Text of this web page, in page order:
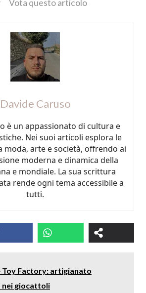
Vota questo articolo
Davide Caruso
è un appassionato di cultura e
Nei suoi articoli esplora le
moda, arte e società, offrendo ai
moderna e dinamica della
e mondiale. La sua scrittura
rende ogni tema accessibile a
tutti.
Toy Factory: artigianato
nei giocattoli